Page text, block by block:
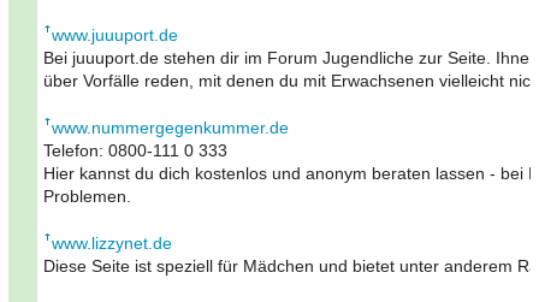
www.juuuport.de
Bei juuuport.de stehen dir im Forum Jugendliche zur Seite.
über Vorfälle reden, mit denen du mit Erwachsenen vielleicht
www.nummergegenkummer.de
Telefon: 0800-111 0 333
Hier kannst du dich kostenlos und anonym beraten lassen - bei
Problemen.
www.lizzynet.de
Diese Seite ist speziell für Mädchen und bietet unter anderem